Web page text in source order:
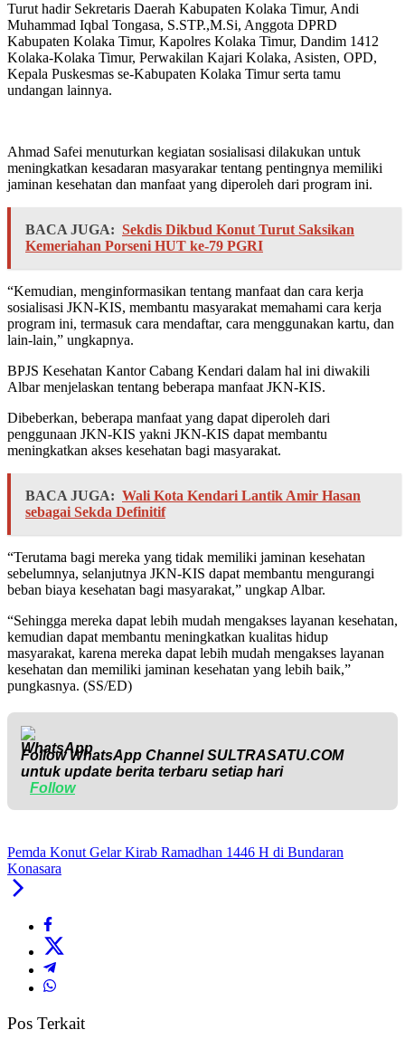
Turut hadir Sekretaris Daerah Kabupaten Kolaka Timur, Andi
Muhammad Iqbal Tongasa, S.STP.,M.Si, Anggota DPRD
Kabupaten Kolaka Timur, Kapolres Kolaka Timur, Dandim 1412
Kolaka-Kolaka Timur, Perwakilan Kajari Kolaka, Asisten, OPD,
Kepala Puskesmas se-Kabupaten Kolaka Timur serta tamu
undangan lainnya.
Ahmad Safei menuturkan kegiatan sosialisasi dilakukan untuk
meningkatkan kesadaran masyarakar tentang pentingnya memiliki
jaminan kesehatan dan manfaat yang diperoleh dari program ini.
BACA JUGA: Sekdis Dikbud Konut Turut Saksikan
Kemeriahan Porseni HUT ke-79 PGRI
“Kemudian, menginformasikan tentang manfaat dan cara kerja
sosialisasi JKN-KIS, membantu masyarakat memahami cara kerja
program ini, termasuk cara mendaftar, cara menggunakan kartu, dan
lain-lain,” ungkapnya.
BPJS Kesehatan Kantor Cabang Kendari dalam hal ini diwakili
Albar menjelaskan tentang beberapa manfaat JKN-KIS.
Dibeberkan, beberapa manfaat yang dapat diperoleh dari
penggunaan JKN-KIS yakni JKN-KIS dapat membantu
meningkatkan akses kesehatan bagi masyarakat.
BACA JUGA: Wali Kota Kendari Lantik Amir Hasan
sebagai Sekda Definitif
“Terutama bagi mereka yang tidak memiliki jaminan kesehatan
sebelumnya, selanjutnya JKN-KIS dapat membantu mengurangi
beban biaya kesehatan bagi masyarakat,” ungkap Albar.
“Sehingga mereka dapat lebih mudah mengakses layanan kesehatan,
kemudian dapat membantu meningkatkan kualitas hidup
masyarakat, karena mereka dapat lebih mudah mengakses layanan
kesehatan dan memiliki jaminan kesehatan yang lebih baik,”
pungkasnya. (SS/ED)
Follow WhatsApp ChannelSULTRASATU.COM
untuk update berita terbaru setiap hari
Follow
Pemda Konut Gelar Kirab Ramadhan 1446 H di Bundaran
Konasara
Pos Terkait